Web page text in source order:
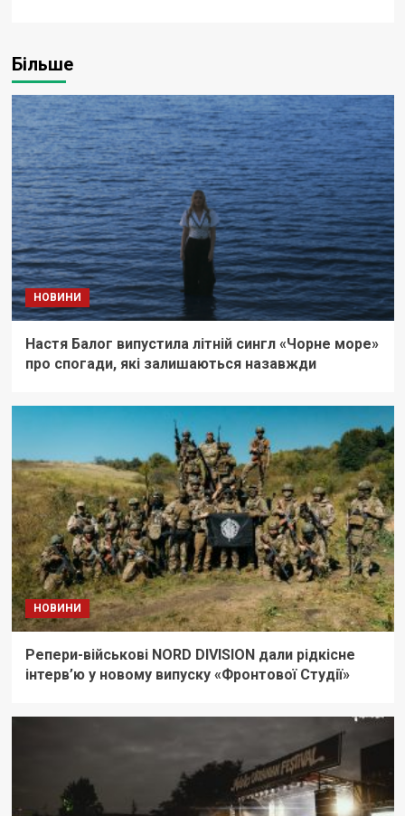
Більше
НОВИНИ
Настя Балог випустила літній сингл «Чорне море»
про спогади, які залишаються назавжди
НОВИНИ
Репери-військові NORD DIVISION дали рідкісне
інтерв’ю у новому випуску «Фронтової Студії»